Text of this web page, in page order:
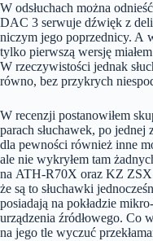
W odsłuchach można
DAC 3 serwuje dźwięk z
niczym jego poprzednicy. A
tylko pierwszą wersję
W rzeczywistości jednak
równo, bez przykrych
W recenzji postanowiłem
parach słuchawek, po
dla pewności również inne
ale nie wykryłem tam
na ATH-R70X oraz KZ
że są to słuchawki
posiadają na pokładzie
urządzenia źródłowego. Co
na jego tle wyczuć